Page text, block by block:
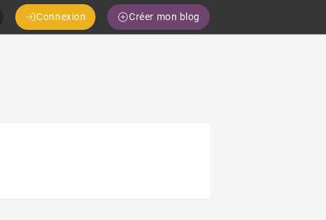
Connexion Créer mon blog